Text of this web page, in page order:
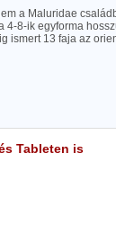
a Maluridae
4-8-ik egyforma
ismert 13 faja az
Tableten is